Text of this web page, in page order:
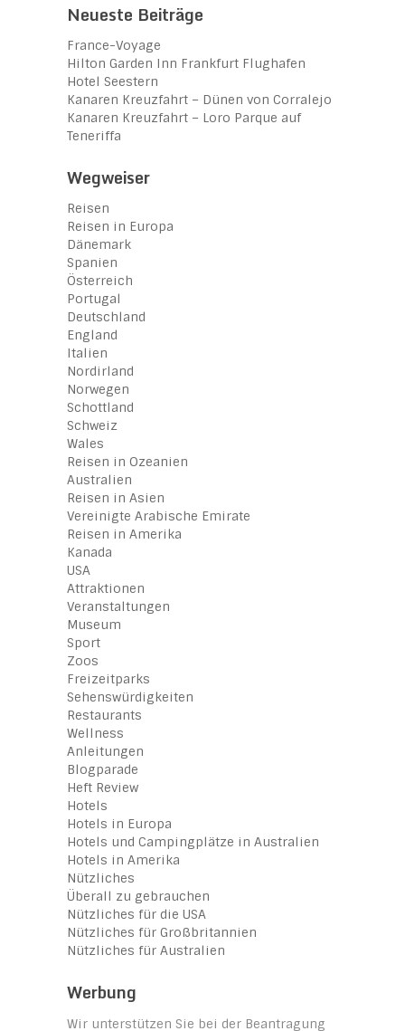
Neueste Beiträge
France-Voyage
Hilton Garden Inn Frankfurt Flughafen
Hotel Seestern
Kanaren Kreuzfahrt – Dünen von Corralejo
Kanaren Kreuzfahrt – Loro Parque auf
Teneriffa
Wegweiser
Reisen
Reisen in Europa
Dänemark
Spanien
Österreich
Portugal
Deutschland
England
Italien
Nordirland
Norwegen
Schottland
Schweiz
Wales
Reisen in Ozeanien
Australien
Reisen in Asien
Vereinigte Arabische Emirate
Reisen in Amerika
Kanada
USA
Attraktionen
Veranstaltungen
Museum
Sport
Zoos
Freizeitparks
Sehenswürdigkeiten
Restaurants
Wellness
Anleitungen
Blogparade
Heft Review
Hotels
Hotels in Europa
Hotels und Campingplätze in Australien
Hotels in Amerika
Nützliches
Überall zu gebrauchen
Nützliches für die USA
Nützliches für Großbritannien
Nützliches für Australien
Werbung
Wir unterstützen Sie bei der Beantragung